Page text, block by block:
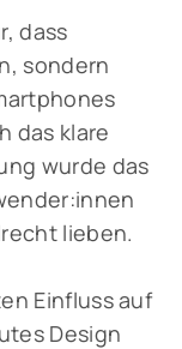
dass
sondern
das klare
wurde das
lieben.
Einfluss auf
Design